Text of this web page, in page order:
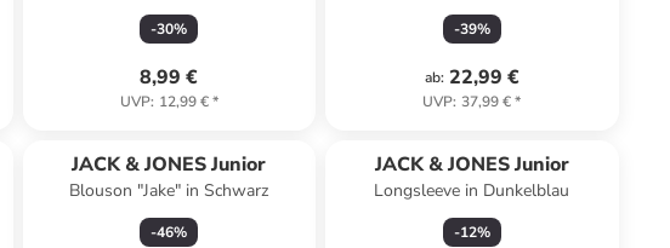
-30%
8,99 €
UVP: 12,99 €*
-39%
ab: 22,99 €
UVP: 37,99 €*
JACK & JONES Junior
Blouson "Jake" in Schwarz
-46%
JACK & JONES Junior
Longsleeve in Dunkelblau
-12%